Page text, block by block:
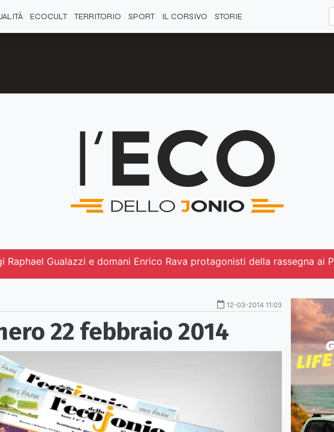
ECOCULT TERRITORIO SPORT IL CORSIVO STORIE
Raphael Gualazzi e domani Enrico Rava protagonisti della rassegna ai
12-03-2014 11:03
22 febbraio 2014